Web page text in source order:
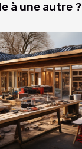
à une autre ?